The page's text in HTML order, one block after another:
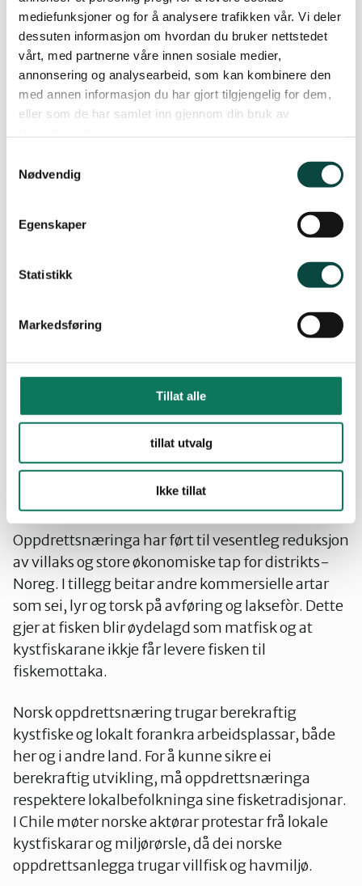
mediefunksjoner og for å analysere trafikken vår. Vi deler
dessuten informasjon om hvordan du bruker nettstedet
vårt, med partnerne våre innen sosiale medier,
annonsering og analysearbeid, som kan kombinere den
med annen informasjon du har gjort tilgjengelig for dem,
eller som de har samlet inn gjennom din bruk av
Nødvendig
Egenskaper
Statistikk
Markedsføring
Tillat alle
tillat utvalg
Ikke tillat
utslepp tilnærma kloakk frå ein by på rundt 37
500 innbyggjarar.
Trugsel mot fiskebestandar globalt for å fòre
oppdrettsfisken
million tonn fòr i året
for å produsere 1 kg oppdrettslaks
vekst i oppdrettsnæringa og etterspurnaden
(fiskemjøl/fiskeolje) og bidreg difor i stor grad til
utnytta, overutnytta eller i ferd med å bli utrydda.
Alle desse fiskeslaga har ei avgjerande rolle i
næringskjeda, og overfiske kan skape ubalanse i
hele økosystemet i havet.
Samfunnsøkonomiske problem
Oppdrettsnæringa har ført til vesentleg reduksjon
av villaks og store økonomiske tap for distrikts-
Noreg. I tillegg beitar andre kommersielle artar
som sei, lyr og torsk på avføring og laksefòr. Dette
gjer at fisken blir øydelagd som matfisk og at
kystfiskarane ikkje får levere fisken til
fiskemottaka.
Norsk oppdrettsnæring trugar berekraftig
kystfiske og lokalt forankra arbeidsplassar, både
her og i andre land. For å kunne sikre ei
berekraftig utvikling, må oppdrettsnæringa
respektere lokalbefolkninga sine fisketradisjonar.
I Chile møter norske aktørar protestar frå lokale
kystfiskarar og miljørørsle, då dei norske
oppdrettsanlegga trugar villfisk og havmiljø.